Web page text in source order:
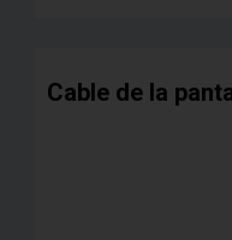
Cable de la